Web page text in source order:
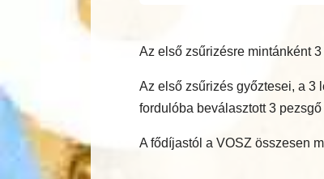
Az első zsűrizésre mintánként
Az első zsűrizés győztesei, a 3
fordulóba beválasztott 3
A fődíjastól a VOSZ összesen